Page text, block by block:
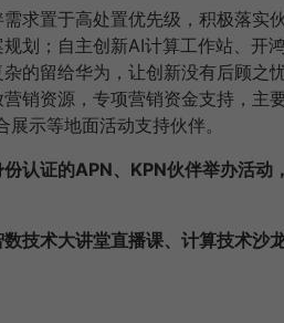
求置于高处置优先级，积极落实
划；自主创新AI计算工作站、开
的留给华为，让创新没有后顾之
销资源，专项营销资金支持，主
示等地面活动支持伙伴。
认证的APN、KPN伙伴举办活动
技术大讲堂直播课、计算技术沙